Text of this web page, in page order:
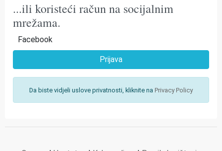
...ili koristeći račun na socijalnim
mrežama.
Facebook
Prijava
Da biste vidjeli uslove privatnosti, kliknite na Privacy Policy